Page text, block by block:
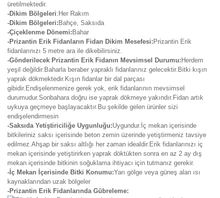
üretilmektedir.
-Dikim Bölgeleri:Her Rakım
-Dikim Bölgeleri: Bahçe, Saksıda
-Çiçeklenme Dönemi: Bahar
-Prizantin Erik Fidanların Fidan Dikim Mesefesi: Prizantin Erik
fidanlarınızı 5 metre ara ile dikebilirsiniz.
-Gönderilecek Prizantin Erik Fidanın Mevsimsel Durumu: Herdem
yeşil değildir.Baharla beraber yapraklı fidanlarınız gelecektir.Bitki kışın
yaprak dökmektedir.Kışın fidanlar bir dal parçası
gibidir.Endişelenmenize gerek yok, erik fidanlarının mevsimsel
durumudur.Sonbahara doğru ise yaprak dökmeye yakındır.Fidan artık
uykuya geçmeye başlayacaktır.Bu şekilde gelen ürünler sizi
endişelendirmesin
-Saksıda Yetiştiriciliğe Uygunluğu:Uygundur.İç mekan içerisinde
bitkileriniz saksı içerisinde beton zemin üzerinde yetiştirmeniz tavsiye
edilmez.Ahşap bir saksı altlığı her zaman idealdir.Erik fidanlarınızı iç
mekan içerisinde yetiştirirken yaprak döktükten sonra en az 2 ay dış
mekan içerisinde bitkinin soğuklama ihtiyacı için tutmanız gerekir.
-İç Mekan İçerisinde Bitki Konumu:Yarı gölge veya güneş alan ısı
kaynaklarından uzak bölgeler
-Prizantin Erik Fidanlarında Gübreleme: